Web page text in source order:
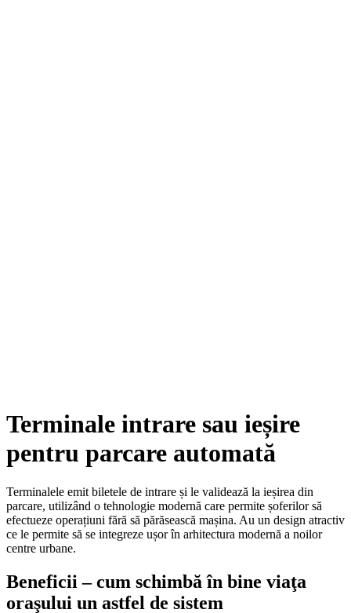
Terminale intrare sau ieșire
pentru parcare automată
Terminalele emit biletele de intrare și le validează la ieșirea din
parcare, utilizând o tehnologie modernă care permite șoferilor să
efectueze operațiuni fără să părăsească mașina. Au un design atractiv
ce le permite să se integreze ușor în arhitectura modernă a noilor
centre urbane.
Beneficii – cum schimbă în bine viaţa
oraşului un astfel de sistem